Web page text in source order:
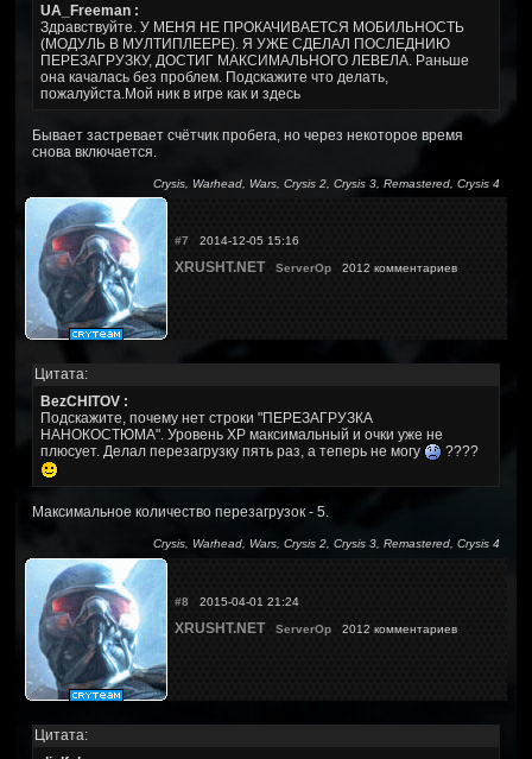
UA_Freeman :
Здравствуйте. У МЕНЯ НЕ ПРОКАЧИВАЕТСЯ МОБИЛЬНОСТЬ
(МОДУЛЬ В МУЛТИПЛЕЕРЕ). Я УЖЕ СДЕЛАЛ ПОСЛЕДНИЮ
ПЕРЕЗАГРУЗКУ, ДОСТИГ МАКСИМАЛЬНОГО ЛЕВЕЛА. Раньше
она качалась без проблем. Подскажите что делать,
пожалуйста.Мой ник в игре как и здесь
Бывает застревает счётчик пробега, но через некоторое время
снова включается.
Crysis, Warhead, Wars, Crysis 2, Crysis 3, Remastered, Crysis 4
#7 2014-12-05 15:16
XRUSHT.NET ServerOp 2012 комментариев
Цитата:
BezCHITOV :
Подскажите, почему нет строки "ПЕРЕЗАГРУЗКА
НАНОКОСТЮМА". Уровень ХР максимальный и очки уже не
плюсует. Делал перезагрузку пять раз, а теперь не могу
????
Максимальное количество перезагрузок - 5.
Crysis, Warhead, Wars, Crysis 2, Crysis 3, Remastered, Crysis 4
#8 2015-04-01 21:24
XRUSHT.NET ServerOp 2012 комментариев
Цитата: